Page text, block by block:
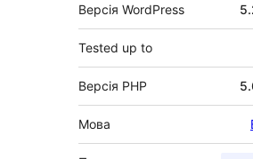
Версія WordPress
Tested up to
Версія PHP
Мова